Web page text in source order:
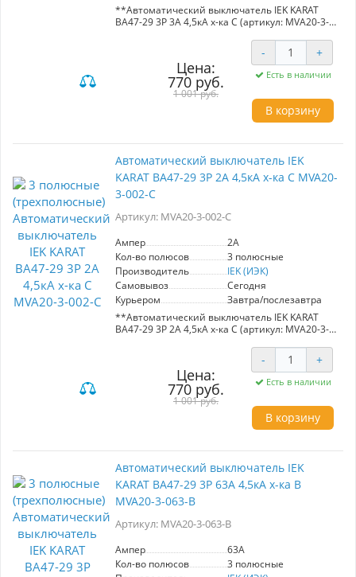
**Автоматический выключатель IEK KARAT
ВА47-29 3Р 3А 4,5кА х-ка С (артикул: MVA20-3-
распределительных и групповых цепей с
различной нагрузкой. Идеален для
электроприборов и освещения с
характеристикой B, а также для двигателей с
небольшими пусковыми токами (компрессоры,
**Основные характеристики:**
- Номинальный ток: 3A
- Номинальная отключающая способность: 4,5
кА
- Тип: 3-полюсный
- Характеристика: C
**Преимущества:**
- Надежная защита от перегрузок и коротких
замыканий
- Подходит для жилых и общественных зданий
- Простота монтажа и эксплуатации
Идеальный выбор для безопасного
электроснабжения.
Цена:
770 руб.
1 001 руб.
- +
Есть в наличии
В корзину
Автоматический выключатель IEK
KARAT ВА47-29 3Р 2А 4,5кА х-ка С MVA20-
3-002-C
Артикул: MVA20-3-002-C
Ампер
2A
Кол-во полюсов
3 полюсные
Производитель
IEK (ИЭК)
Самовывоз
Сегодня
Курьером
Завтра/послезавтра
**Автоматический выключатель IEK KARAT
ВА47-29 3Р 2А 4,5кА х-ка С (артикул: MVA20-3-
Автоматический выключатель ВА47-29
предназначен для надежной защиты
распределительных и групповых цепей с
различной нагрузкой. Идеален для
применения в вводно-распределительных
устройствах жилых и общественных зданий.
- **Номинальный ток:** 2А
- **Кратковременная способность
отключения:** 4,5 кА
- **Характеристика:** С — оптимален для
двигателей с небольшими пусковыми токами.
Обеспечьте безопасность своих электросистем
с автоматическими выключателями IEK.
Цена:
770 руб.
1 001 руб.
- +
Есть в наличии
В корзину
Автоматический выключатель IEK
KARAT ВА47-29 3Р 63А 4,5кА х-ка В
MVA20-3-063-B
Артикул: MVA20-3-063-B
Ампер
63A
Кол-во полюсов
3 полюсные